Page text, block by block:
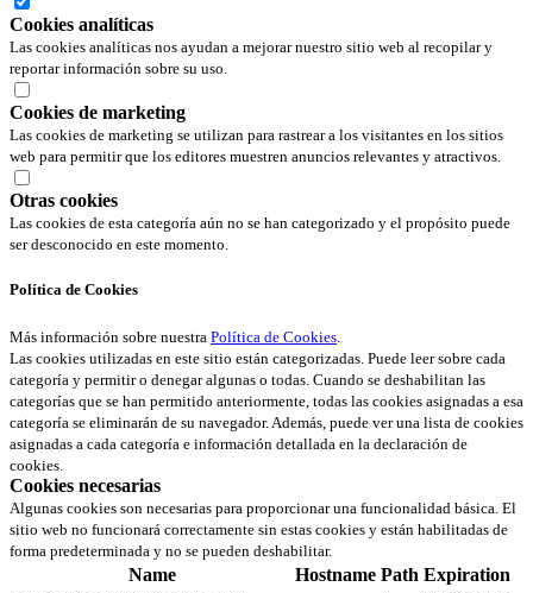
Cookies analíticas
Las cookies analíticas nos ayudan a mejorar nuestro sitio web al recopilar y
reportar información sobre su uso.
Cookies de marketing
Las cookies de marketing se utilizan para rastrear a los visitantes en los sitios
web para permitir que los editores muestren anuncios relevantes y atractivos.
Otras cookies
Las cookies de esta categoría aún no se han categorizado y el propósito puede
ser desconocido en este momento.
Política de Cookies
Más información sobre nuestra Política de Cookies.
Las cookies utilizadas en este sitio están categorizadas. Puede leer sobre cada
categoría y permitir o denegar algunas o todas. Cuando se deshabilitan las
categorías que se han permitido anteriormente, todas las cookies asignadas a esa
categoría se eliminarán de su navegador. Además, puede ver una lista de cookies
asignadas a cada categoría e información detallada en la declaración de
cookies.
Cookies necesarias
Algunas cookies son necesarias para proporcionar una funcionalidad básica. El
sitio web no funcionará correctamente sin estas cookies y están habilitadas de
forma predeterminada y no se pueden deshabilitar.
Name Hostname Path Expiration